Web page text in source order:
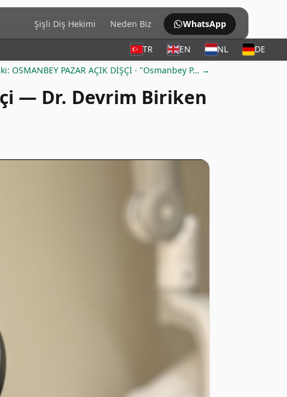
Şişli Diş Hekimi Neden Biz WhatsApp
TR EN NL
DE
OSMANBEY PAZAR AÇIK DİŞÇİ · "Osmanbey P… →
— Dr. Devrim Biriken